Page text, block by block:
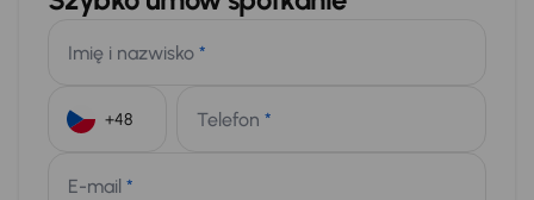
Imię i nazwisko *
Telefon *
E-mail *